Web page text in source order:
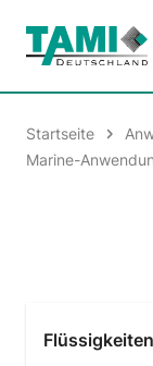
Startseite
Marine-